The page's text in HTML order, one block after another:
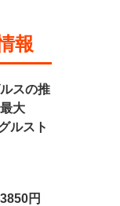
報
スの推
大
ルスト
円